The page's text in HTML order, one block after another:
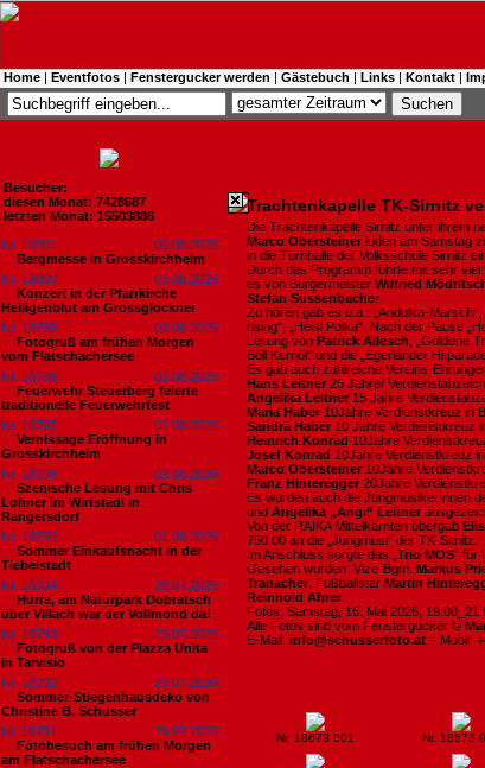
Home | Eventfotos | Fenstergucker werden | Gästebuch | Links | Kontakt |
Besucher:
diesen Monat: 7428687
letzten Monat: 15503886
Nr. 18801
06.08.2026
Bergmesse in Grosskirchheim
Nr. 18800
03.08.2026
Konzert in der Pfarrkirche
Heiligenblut am Grossglockner
Nr. 18799
03.08.2026
Fotogruß am frühen Morgen
vom Flatschachersee
Nr. 18798
02.08.2026
Feuerwehr Steuerberg feierte
traditionelle Feuerwehrfest
Nr. 18797
02.08.2026
Vernissage Eröffnung in
Grosskirchheim
Nr. 18796
02.08.2026
Szenische Lesung mit Chris
Lohner im Wirtstadl in
Rangersdorf
Nr. 18795
01.08.2026
Sommer Einkaufsnacht in der
Tiebelstadt
Nr. 18794
29.07.2026
Hurra, am Naturpark Dobratsch
über Villach war der Vollmond da!
Nr. 18793
29.07.2026
Fotogruß von der Piazza Unita
in Tarvisio
Nr. 18792
29.07.2026
Sommer-Stiegenhausdeko von
Christine B. Schusser
Nr. 18791
29.07.2026
Fotobesuch am frühen Morgen
am Flatschachersee
Trachtenkapelle TK-Sirnitz
Die Trachtenkapelle Sirnitz unter ihrem
Marco Obersteiner luden am Samstag
in die Turnhalle der Volksschule Sirnitz
Durch das Programm führte mit sehr viel
es von Bürgermeister Wilfried
Stefan Süssenbacher
Zu hören gab es u.a.: „Andulka-
rising“, „Heisl Polka“. Nach der Pause
Leitung von Patrick Allesch , „Goldene
Böll Kernöl“ und die „Egerländer
Es gab auch zahlreiche Vereins-
Hans Leitner 25 Jahre/
Angelika Leitner 15 Jahre
Maria Haber 10Jahre Verdienstkreuz in
Sandra Haber 10 Jahre Verdienstkreuz
Heinrich Konrad 10Jahre
Josef Konrad 10Jahre Verdienstkreuz
Marco Obersteiner 10Jahre
Franz Hinteregger 20Jahre
Es wurden auch die JungmusikerInnen
und Angelika „Angi“ Leitner
Von der RAIKA Mittelkärnten übergab
750,00 an die „Jungmusi“ der TK-Sitnitz.
Im Anschluss sorgte das „ Trio MOS“ für
Gesehen wurden: Vize-Bgm. Markus
Tranacher , Fußballstar Martin
Reinhold Ahrer
Fotos: Samstag, 16. Mai 2026,
Alle Fotos sind vom Fenstergucker ©
E-Mail: info@schusserfoto.at – Mobil:
Nr. 18673 001 Nr. 18673